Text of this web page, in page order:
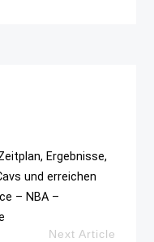
Ergebnisse,
und erreichen
– NBA –
Next Article